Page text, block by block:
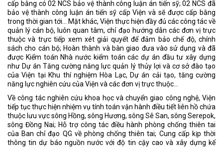
cấp bằng có 02 NCS bảo vệ thành công luận án tiến sỹ; 02 NCS đã
bảo vệ thành công luận án tiến sỹ cấp Viện và sẽ được cấp bằng
trong thời gian tới… Mặt khác, Viện thực hiện đầy đủ các công tác về
quản lý cán bộ, luôn quan tâm, chỉ đạo hướng dẫn các đơn vị trực
thuộc và trực tiếp xem xét giải quyết để đảm bảo chế độ, chính
sách cho cán bộ; Hoàn thành và bàn giao đưa vào sử dụng và đã
được Kiểm toán Nhà nước kiểm toán các dự án đầu tư xây dựng
như Dự án Tăng cường năng lực quản lý thủy lợi và cơ sở đào tạo
của Viện tại Khu thí nghiệm Hòa Lạc, Dự án cải tạo, tăng cường
năng lực nghiên cứu của Viện và các đơn vị trực thuộc…
Về công tác nghiên cứu khoa học và chuyển giao công nghệ, Viện
tiếp tục thực hiện nhiệm vụ tính toán vận hành điều tiết liên hồ chứa
thuộc lưu vực sông Hồng, sông Hương, sông Sê San, sông Serepok,
sông Đồng Nai; Hỗ trợ công tác điều hành phòng chống thiên tai
của Ban chỉ đạo QG về phòng chống thiên tai; Cung cấp kịp thời
thông tin dự báo nguồn nước với độ tin cậy cao và xây dựng kế